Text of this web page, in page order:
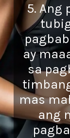
5. Ang
ay
sa
mas
ang